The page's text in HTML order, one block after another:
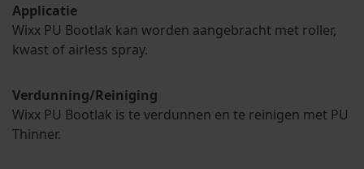
Applicatie
Wixx PU Bootlak kan worden aangebracht met roller,
kwast of airless spray.
Verdunning/Reiniging
Wixx PU Bootlak is te verdunnen en te reinigen met PU
Thinner.